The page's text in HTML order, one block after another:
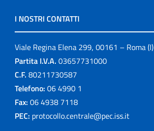
I NOSTRI CONTATTI
Viale Regina Elena 299, 00161 – Roma (I)
Partita I.V.A. 03657731000
C.F. 80211730587
Telefono: 06 4990 1
Fax: 06 4938 7118
PEC: protocollo.centrale@pec.iss.it